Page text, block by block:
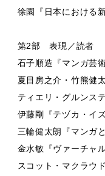
徐園『日本における
第2部 表現／読者
石子順造『マンガ芸術
夏目房之介・竹熊健
ティエリ・グルンス
伊藤剛『テヅカ・イ
三輪健太朗『マンガ
金水敏『ヴァーチャ
スコット・マクラウ